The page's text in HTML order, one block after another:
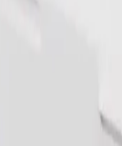
площа (тролейбус)
Вокзал, Привокзальна площа